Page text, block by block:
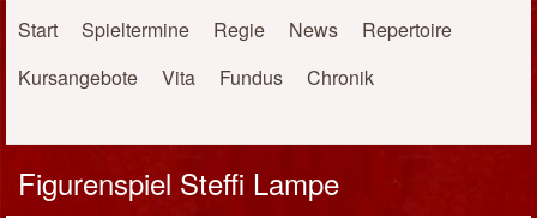
Direkt zum Inhalt
Start Spieltermine Regie News
Repertoire
Kursangebote
Vita Fundus Chronik
Figurenspiel Steffi Lampe